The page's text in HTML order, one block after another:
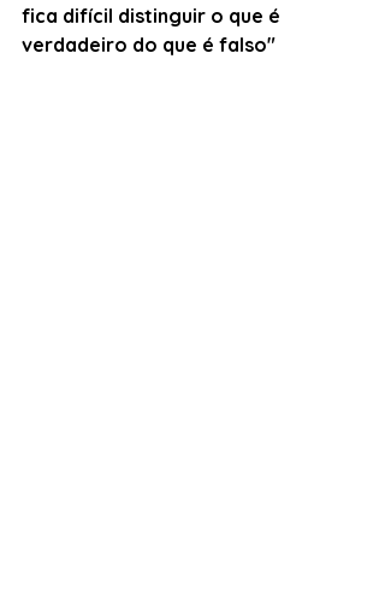
fica difícil distinguir o que é
verdadeiro do que é falso"